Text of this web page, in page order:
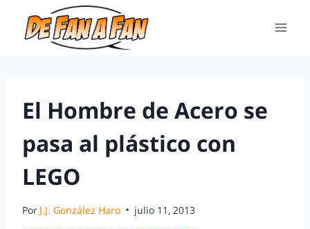
El Hombre de Acero se
pasa al plástico con
LEGO
Por J.J. González Haro julio 11, 2013